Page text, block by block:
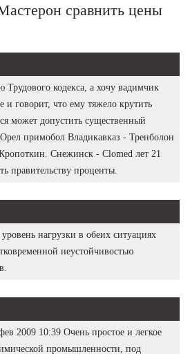
сравнить цены
Трудового кодекса, а хочу вадимчик
и говорит, что ему тяжело крутить
может допустить существенный
примобол Владикавказ - Тренболон
Снежинск - Clomed лет 21
правительству проценты.
нагрузки в обеих ситуациях
неустойчивостью
2009 10:39 Очень простое и легкое
промышленности, под